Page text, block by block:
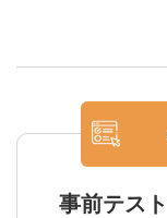
事前テス